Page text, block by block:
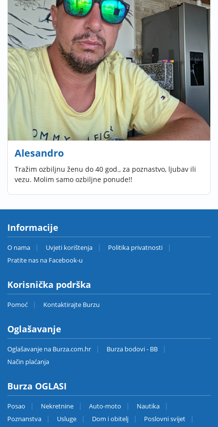
Alesandro
Tražim ozbiljnu ženu do 40 god., za poznastvo, ljubav ili
vezu. Molim samo ozbiljne ponude!!
Informacije
O nama Uvjeti korištenja
Politika privatnosti
Pratite nas na Facebook-u
Korisnička podrška
Pomoć Kontaktirajte Burzu
Oglašavanje
Oglašavanje na Burza.com.hr
Burza bodovi - BB
Način plaćanja
Burza OGLASI
Posao Nekretnine Auto-moto
Nautika
Poznanstva
Usluge Dom i obitelj Poslovni svijet